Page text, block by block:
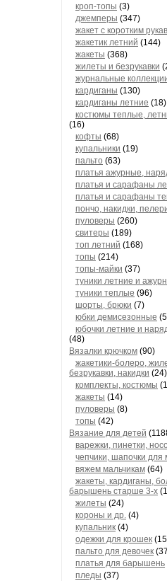
кроп-топы (3)
джемперы (347)
жакет с коротким
жакетик летний (144)
жакеты (368)
жилеты и безрукавки
журнальные
кардиганы (130)
кардиганы летние (18)
костюмы теплые,
(16)
кофты (68)
купальники (19)
пальто (63)
платья ажурные,
платья и сарафаны
платья и сарафаны
пончо, накидки,
пуловеры (260)
свитеры (189)
топ летний (168)
топы (214)
топы-майки (37)
туники летние и
туники теплые (96)
шорты, брюки (7)
юбки демисезонные
юбочки летние и
(48)
Вязалки крючком (90)
жакетики-болеро,
безрукавки, накидки (24)
комплекты, костюмы
жакеты (14)
пуловеры (8)
топы (42)
Вязание для детей
варежки, пинетки,
чепчики, шапочки
вяжем мальчикам (64)
жакеты, кардиганы,
барышень старше 3-х
жилеты (24)
короны и др. (4)
купальник (4)
одежки для крошек
пальто для девочек
платья для барышень
пледы (37)